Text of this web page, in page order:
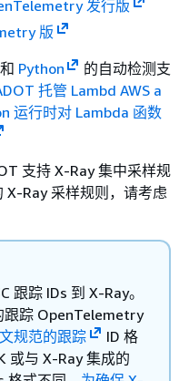
发行版
版
和 Python
的自动检测支
托管 Lambd AWS a
运行时对 Lambda 函数
支持 X-Ray 集中采样规
X-Ray 采样规则，请考虑
跟踪 IDs 到 X-Ray。
跟踪 OpenTelemetry
规范的跟踪
ID 格
或与 X-Ray 集成的